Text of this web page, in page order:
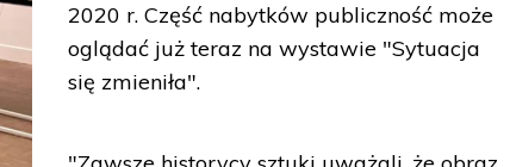
2020 r. Część nabytków publiczność może
oglądać już teraz na wystawie "Sytuacja
się zmieniła".